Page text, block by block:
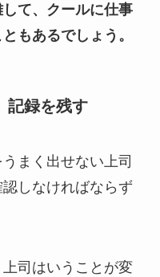
て、クールに仕事
もあるでしょう。
記録を残す
まく出せない上司
しなければならず
司はいうことが変